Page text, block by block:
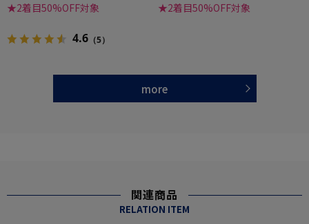
★2着目50%OFF対象
4.6 （5）
★2着目50%OFF対象
more
関連商品
RELATION ITEM